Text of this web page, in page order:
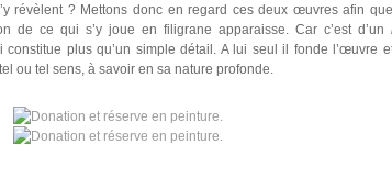
révèlent ? Mettons donc en regard ces deux œuvres afin
de ce qui s’y joue en filigrane apparaisse. Car c’est d’un
constitue plus qu’un simple détail. A lui seul il fonde l’œuvre
ou tel sens, à savoir en sa nature profonde.